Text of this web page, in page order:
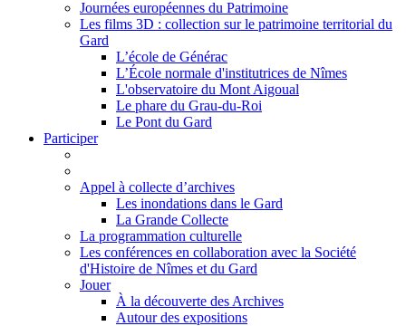
Journées européennes du Patrimoine
Les films 3D : collection sur le patrimoine territorial du
Gard
L’école de Générac
L’École normale d'institutrices de Nîmes
L'observatoire du Mont Aigoual
Le phare du Grau-du-Roi
Le Pont du Gard
Participer
Appel à collecte d’archives
Les inondations dans le Gard
La Grande Collecte
La programmation culturelle
Les conférences en collaboration avec la Société
d'Histoire de Nîmes et du Gard
Jouer
À la découverte des Archives
Autour des expositions